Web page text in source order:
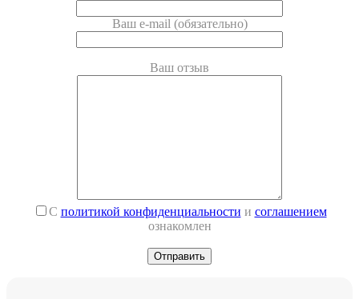
Ваш e-mail (обязательно)
Ваш отзыв
С политикой конфиденциальности и соглашением
ознакомлен